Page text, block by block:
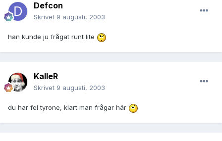
Defcon
Skrivet 9 augusti, 2003
han kunde ju frågat runt lite
KalleR
Skrivet 9 augusti, 2003
du har fel tyrone, klart man frågar här